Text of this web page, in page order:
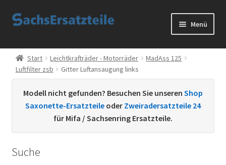
Zur
Zum
Menü
Start
AGB
Datenschutzerklärung
Kontakt
Start Leichtkrafträder - Motorräder
MadAss 125
Luftfilter zsb
Gitter Luftansaugung links
Modell nicht gefunden? Besuchen Sie unseren Shop
Saxonette-Ersatzteile oder Zweiradersatzteile 24
für Mifa / Sachsenring Ersatzteile.
Suche